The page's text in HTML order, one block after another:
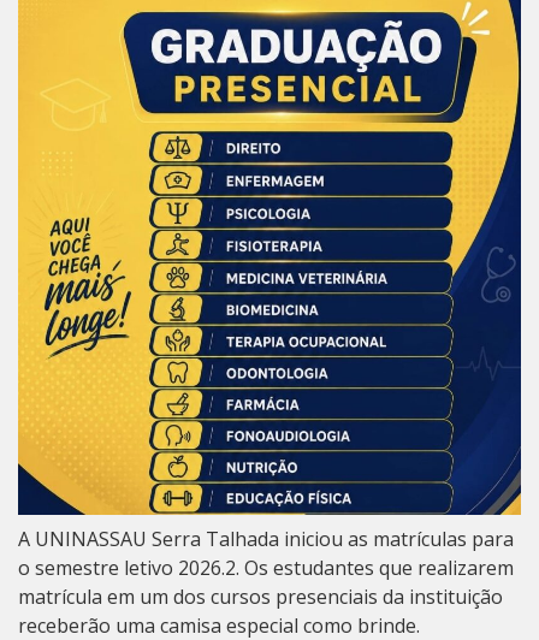
A UNINASSAU Serra Talhada iniciou as matrículas para
o semestre letivo 2026.2. Os estudantes que realizarem
matrícula em um dos cursos presenciais da instituição
receberão uma camisa especial como brinde.